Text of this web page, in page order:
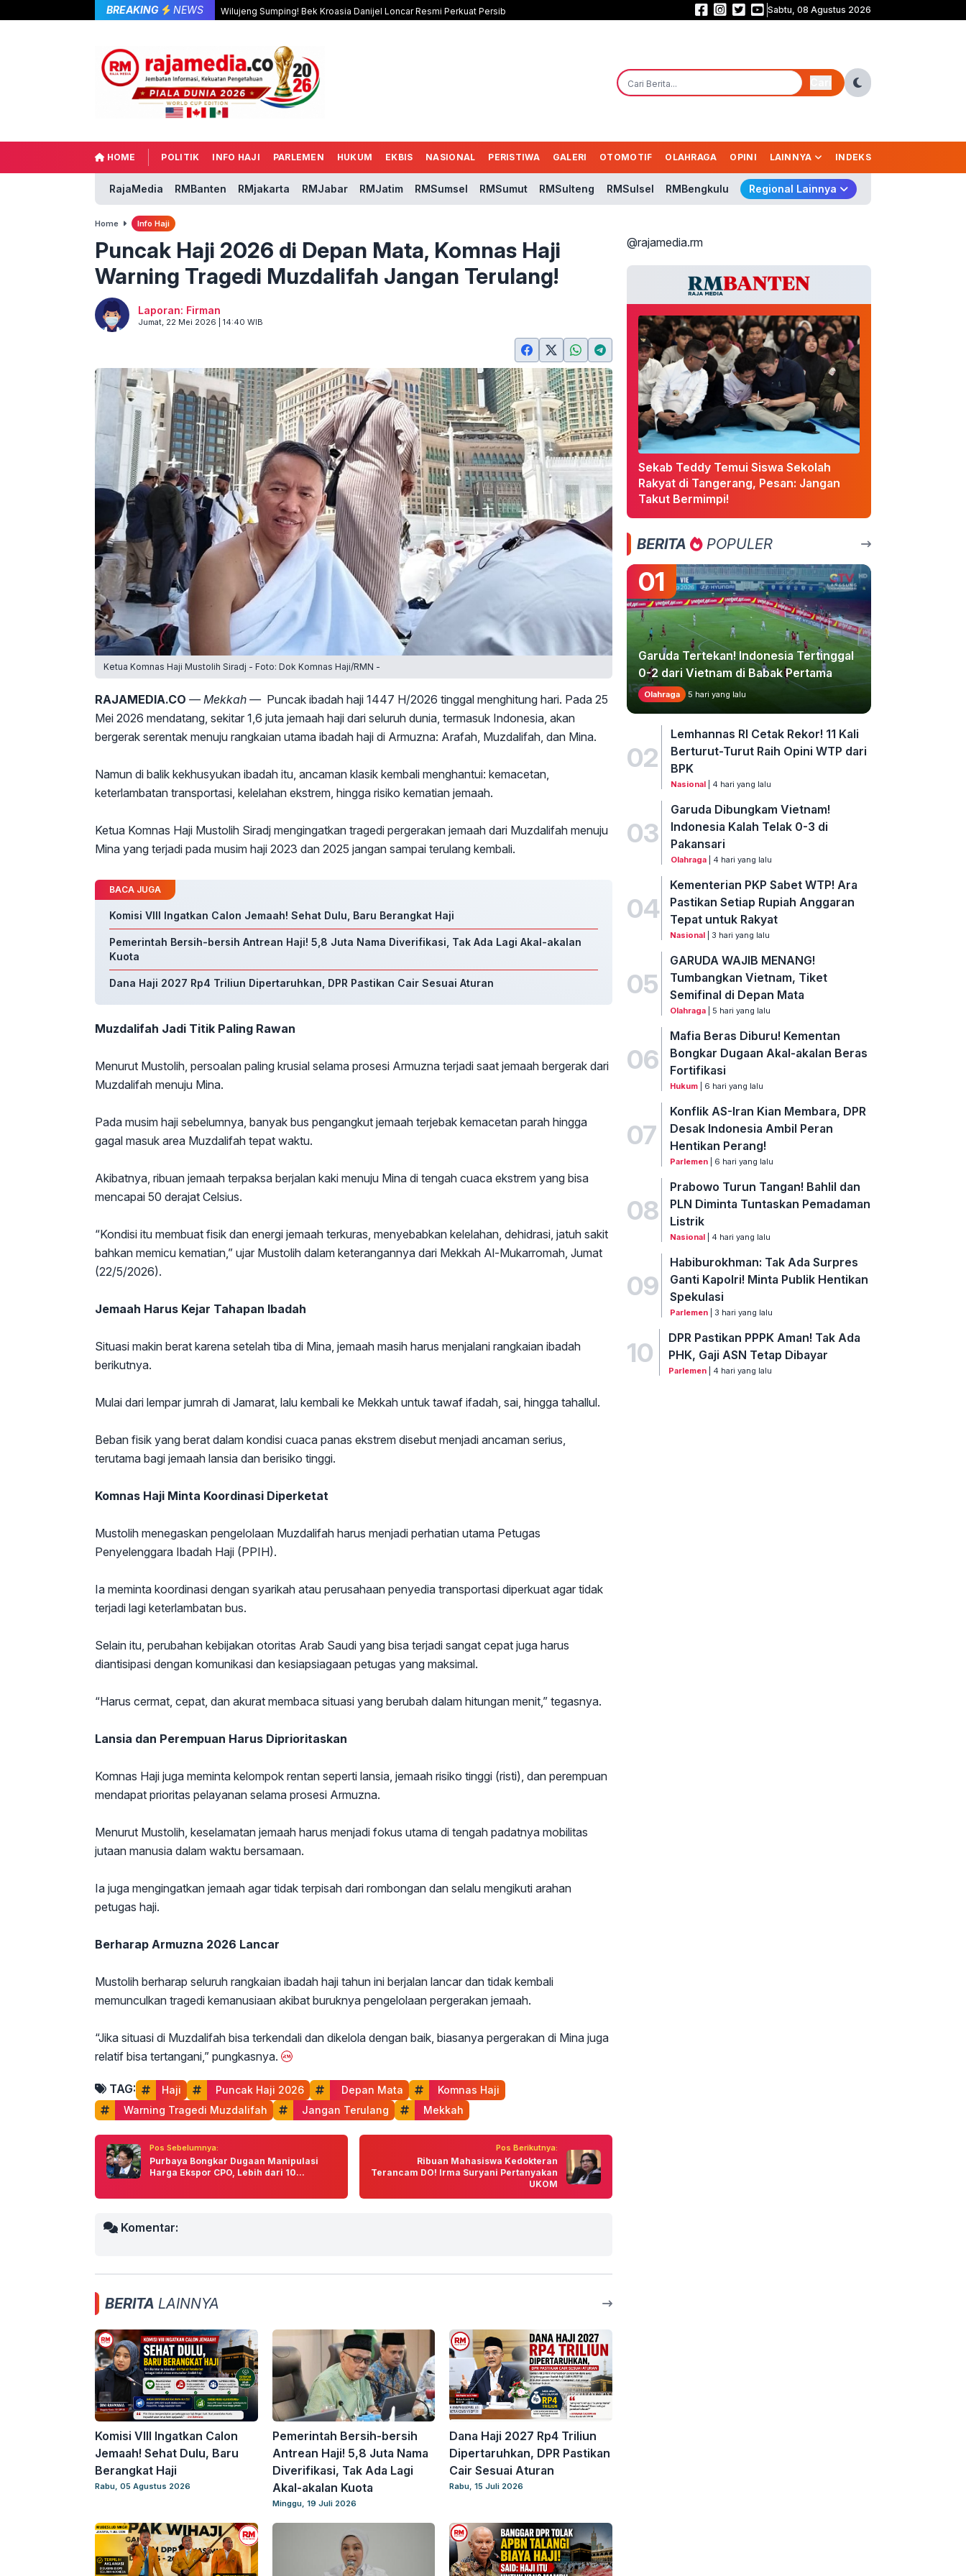
BREAKING NEWS Wilujeng Sumping! Bek Kroasia Danijel Loncar Resmi Perkuat Persib Sekolah Rakyat Diperluas, 265 Gedung Disiapkan Tampung 150 Ribu Anak
Sabtu, 08 Agustus 2026
HOME POLITIK INFO HAJI PARLEMEN HUKUM EKBIS NASIONAL PERISTIWA GALERI OTOMOTIF OLAHRAGA OPINI LAINNYA INDEKS
RajaMedia RMBanten RMjakarta RMJabar RMJatim RMSumsel RMSumut RMSulteng RMSulsel RMBengkulu Regional Lainnya
Home Info Haji
Puncak Haji 2026 di Depan Mata, Komnas Haji
Warning Tragedi Muzdalifah Jangan Terulang!
Laporan: Firman
Jumat, 22 Mei 2026 | 14:40 WIB
Ketua Komnas Haji Mustolih Siradj - Foto: Dok Komnas Haji/RMN -
RAJAMEDIA.CO — Mekkah — Puncak ibadah haji 1447 H/2026 tinggal menghitung hari. Pada 25
Mei 2026 mendatang, sekitar 1,6 juta jemaah haji dari seluruh dunia, termasuk Indonesia, akan
bergerak serentak menuju rangkaian utama ibadah haji di Armuzna: Arafah, Muzdalifah, dan Mina.
Namun di balik kekhusyukan ibadah itu, ancaman klasik kembali menghantui: kemacetan,
keterlambatan transportasi, kelelahan ekstrem, hingga risiko kematian jemaah.
Ketua Komnas Haji Mustolih Siradj mengingatkan tragedi pergerakan jemaah dari Muzdalifah menuju
Mina yang terjadi pada musim haji 2023 dan 2025 jangan sampai terulang kembali.
BACA JUGA
Komisi VIII Ingatkan Calon Jemaah! Sehat Dulu, Baru Berangkat Haji
Pemerintah Bersih-bersih Antrean Haji! 5,8 Juta Nama Diverifikasi, Tak Ada Lagi Akal-akalan
Kuota
Dana Haji 2027 Rp4 Triliun Dipertaruhkan, DPR Pastikan Cair Sesuai Aturan
Muzdalifah Jadi Titik Paling Rawan
Menurut Mustolih, persoalan paling krusial selama prosesi Armuzna terjadi saat jemaah bergerak dari
Muzdalifah menuju Mina.
Pada musim haji sebelumnya, banyak bus pengangkut jemaah terjebak kemacetan parah hingga
gagal masuk area Muzdalifah tepat waktu.
Akibatnya, ribuan jemaah terpaksa berjalan kaki menuju Mina di tengah cuaca ekstrem yang bisa
mencapai 50 derajat Celsius.
“Kondisi itu membuat fisik dan energi jemaah terkuras, menyebabkan kelelahan, dehidrasi, jatuh sakit
bahkan memicu kematian,” ujar Mustolih dalam keterangannya dari Mekkah Al-Mukarromah, Jumat
(22/5/2026).
Jemaah Harus Kejar Tahapan Ibadah
Situasi makin berat karena setelah tiba di Mina, jemaah masih harus menjalani rangkaian ibadah
berikutnya.
Mulai dari lempar jumrah di Jamarat, lalu kembali ke Mekkah untuk tawaf ifadah, sai, hingga tahallul.
Beban fisik yang berat dalam kondisi cuaca panas ekstrem disebut menjadi ancaman serius,
terutama bagi jemaah lansia dan berisiko tinggi.
Komnas Haji Minta Koordinasi Diperketat
Mustolih menegaskan pengelolaan Muzdalifah harus menjadi perhatian utama Petugas
Penyelenggara Ibadah Haji (PPIH).
Ia meminta koordinasi dengan syarikah atau perusahaan penyedia transportasi diperkuat agar tidak
terjadi lagi keterlambatan bus.
Selain itu, perubahan kebijakan otoritas Arab Saudi yang bisa terjadi sangat cepat juga harus
diantisipasi dengan komunikasi dan kesiapsiagaan petugas yang maksimal.
“Harus cermat, cepat, dan akurat membaca situasi yang berubah dalam hitungan menit,” tegasnya.
Lansia dan Perempuan Harus Diprioritaskan
Komnas Haji juga meminta kelompok rentan seperti lansia, jemaah risiko tinggi (risti), dan perempuan
mendapat prioritas pelayanan selama prosesi Armuzna.
Menurut Mustolih, keselamatan jemaah harus menjadi fokus utama di tengah padatnya mobilitas
jutaan manusia dalam waktu bersamaan.
Ia juga mengingatkan jemaah agar tidak terpisah dari rombongan dan selalu mengikuti arahan
petugas haji.
Berharap Armuzna 2026 Lancar
Mustolih berharap seluruh rangkaian ibadah haji tahun ini berjalan lancar dan tidak kembali
memunculkan tragedi kemanusiaan akibat buruknya pengelolaan pergerakan jemaah.
“Jika situasi di Muzdalifah bisa terkendali dan dikelola dengan baik, biasanya pergerakan di Mina juga
relatif bisa tertangani,” pungkasnya.
TAG: Haji Puncak Haji 2026
  Depan Mata
Komnas Haji
Warning Tragedi Muzdalifah
Jangan Terulang Mekkah
Pos Sebelumnya:
Purbaya Bongkar Dugaan Manipulasi
Harga Ekspor CPO, Lebih dari 10...
Pos Berikutnya:
Ribuan Mahasiswa Kedokteran
Terancam DO! Irma Suryani Pertanyakan
UKOM
Komentar:
BERITA LAINNYA
Komisi VIII Ingatkan Calon
Jemaah! Sehat Dulu, Baru
Berangkat Haji
Rabu, 05 Agustus 2026
Pemerintah Bersih-bersih
Antrean Haji! 5,8 Juta Nama
Diverifikasi, Tak Ada Lagi
Akal-akalan Kuota
Minggu, 19 Juli 2026
Dana Haji 2027 Rp4 Triliun
Dipertaruhkan, DPR Pastikan
Cair Sesuai Aturan
Rabu, 15 Juli 2026
@rajamedia.rm
Sekab Teddy Temui Siswa Sekolah
Rakyat di Tangerang, Pesan: Jangan
Takut Bermimpi!
BERITA POPULER
01
Garuda Tertekan! Indonesia Tertinggal
0-2 dari Vietnam di Babak Pertama
Olahraga 5 hari yang lalu
02
Lemhannas RI Cetak Rekor! 11 Kali
Berturut-Turut Raih Opini WTP dari
BPK
Nasional| 4 hari yang lalu
03
Garuda Dibungkam Vietnam!
Indonesia Kalah Telak 0-3 di
Pakansari
Olahraga| 4 hari yang lalu
04
Kementerian PKP Sabet WTP! Ara
Pastikan Setiap Rupiah Anggaran
Tepat untuk Rakyat
Nasional | 3 hari yang lalu
05
GARUDA WAJIB MENANG!
Tumbangkan Vietnam, Tiket
Semifinal di Depan Mata
Olahraga | 5 hari yang lalu
06
Mafia Beras Diburu! Kementan
Bongkar Dugaan Akal-akalan Beras
Fortifikasi
Hukum | 6 hari yang lalu
07
Konflik AS-Iran Kian Membara, DPR
Desak Indonesia Ambil Peran
Hentikan Perang!
Parlemen | 6 hari yang lalu
08
Prabowo Turun Tangan! Bahlil dan
PLN Diminta Tuntaskan Pemadaman
Listrik
Nasional | 4 hari yang lalu
09
Habiburokhman: Tak Ada Surpres
Ganti Kapolri! Minta Publik Hentikan
Spekulasi
Parlemen | 3 hari yang lalu
10
DPR Pastikan PPPK Aman! Tak Ada
PHK, Gaji ASN Tetap Dibayar
Parlemen| 4 hari yang lalu